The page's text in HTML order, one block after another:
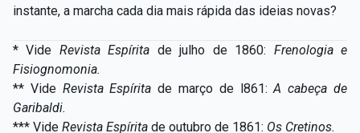
instante, a marcha cada dia mais rápida das ideias novas?
*Vide Revista Espírita de julho de 1860: Frenologia e
Fisiognomonia.
** Vide Revista Espíritade março de l861:A cabeça de
Garibaldi.
*** Vide Revista Espírita de outubro de 1861: Os Cretinos.